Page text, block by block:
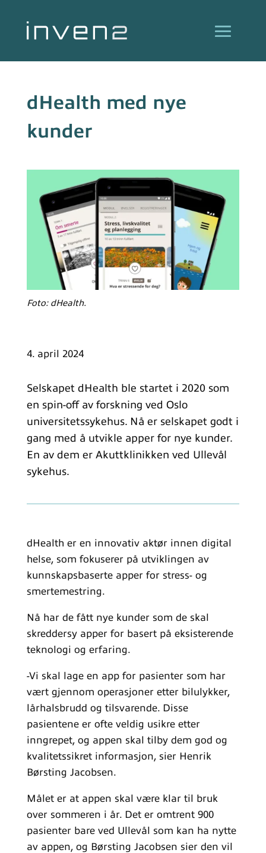
dHealth med nye
kunder
Foto: dHealth.
4. april 2024
Selskapet dHealth ble startet i 2020 som
en spin-off av forskning ved Oslo
universitetssykehus. Nå er selskapet godt i
gang med å utvikle apper for nye kunder.
En av dem er Akuttklinikken ved Ullevål
sykehus.
dHealth er en innovativ aktør innen digital
helse, som fokuserer på utviklingen av
kunnskapsbaserte apper for stress- og
smertemestring.
Nå har de fått nye kunder som de skal
skreddersy apper for basert på eksisterende
teknologi og erfaring.
-Vi skal lage en app for pasienter som har
vært gjennom operasjoner etter bilulykker,
lårhalsbrudd og tilsvarende. Disse
pasientene er ofte veldig usikre etter
inngrepet, og appen skal tilby dem god og
kvalitetssikret informasjon, sier Henrik
Børsting Jacobsen.
Målet er at appen skal være klar til bruk
over sommeren i år. Det er omtrent 900
pasienter bare ved Ullevål som kan ha nytte
av appen, og Børsting Jacobsen sier den vil